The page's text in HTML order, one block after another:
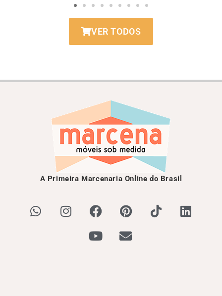
VER TODOS
A Primeira Marcenaria Online do Brasil